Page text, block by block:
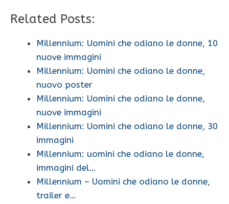
Related Posts:
Millennium: Uomini che odiano le donne, 10
nuove immagini
Millennium: Uomini che odiano le donne,
nuovo poster
Millennium: Uomini che odiano le donne,
nuove immagini
Millennium: Uomini che odiano le donne, 30
immagini
Millennium: uomini che odiano le donne,
immagini del…
Millennium – Uomini che odiano le donne,
trailer e…